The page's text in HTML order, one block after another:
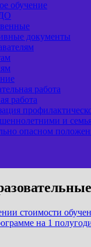
обучение
документы
работа
работа
и
опасном
стоимости
на 1